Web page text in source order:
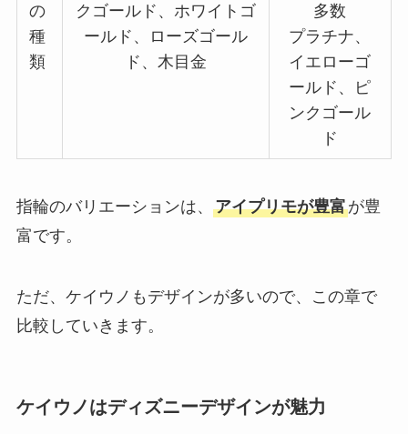
の
種
類
クゴールド、ホワイトゴ
ールド、ローズゴール
ド、木目金
多数
プラチナ、
イエローゴ
ールド、ピ
ンクゴール
ド
指輪のバリエーションは、 アイプリモが豊富が豊
富です。
ただ、ケイウノもデザインが多いので、この章で
比較していきます。
ケイウノはディズニーデザインが魅力